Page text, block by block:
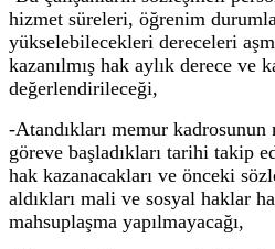
hizmet süreleri, öğrenim
yükselebilecekleri dereceleri
kazanılmış hak aylık derece ve
değerlendirileceği,
-Atandıkları memur kadrosunun
göreve başladıkları tarihi takip
hak kazanacakları ve önceki
aldıkları mali ve sosyal haklar
mahsuplaşma yapılmayacağı,